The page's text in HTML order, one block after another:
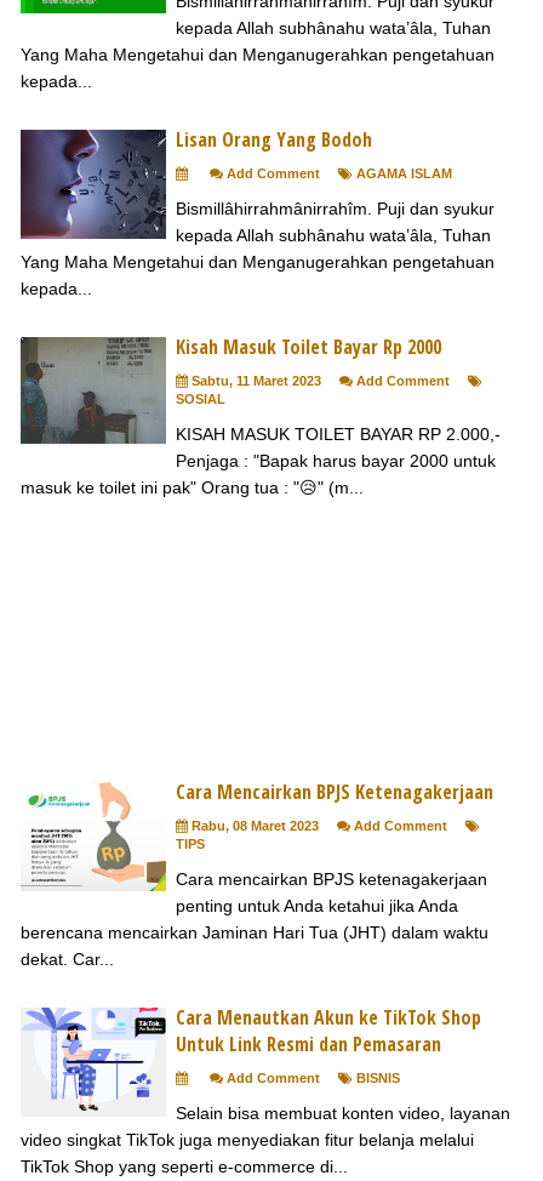
kepada Allah subhânahu wata’âla, Tuhan
Yang Maha Mengetahui dan Menganugerahkan pengetahuan
kepada...
Lisan Orang Yang Bodoh
Add Comment AGAMA ISLAM
Bismillâhirrahmânirrahîm. Puji dan syukur
kepada Allah subhânahu wata’âla, Tuhan
Yang Maha Mengetahui dan Menganugerahkan pengetahuan
kepada...
Kisah Masuk Toilet Bayar Rp 2000
Sabtu, 11 Maret 2023
Add Comment
SOSIAL
KISAH MASUK TOILET BAYAR RP 2.000,-
Penjaga : "Bapak harus bayar 2000 untuk
masuk ke toilet ini pak" Orang tua : "😥" (m...
Cara Mencairkan BPJS Ketenagakerjaan
Rabu, 08 Maret 2023
Add Comment
TIPS
Cara mencairkan BPJS ketenagakerjaan
penting untuk Anda ketahui jika Anda
berencana mencairkan Jaminan Hari Tua (JHT) dalam waktu
dekat. Car...
Cara Menautkan Akun ke TikTok Shop
Untuk Link Resmi dan Pemasaran
Add Comment BISNIS
Selain bisa membuat konten video, layanan
video singkat TikTok juga menyediakan fitur belanja melalui
TikTok Shop yang seperti e-commerce di...